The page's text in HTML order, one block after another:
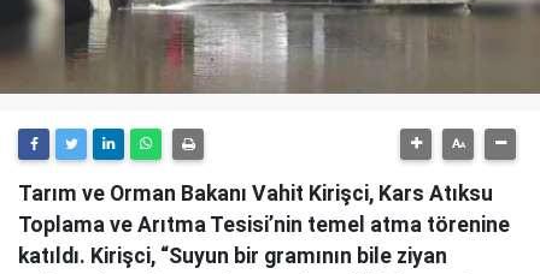
Tarım ve Orman Bakanı Vahit Kirişci, Kars Atıksu
Toplama ve Arıtma Tesisi’nin temel atma törenine
katıldı. Kirişci, “Suyun bir gramının bile ziyan